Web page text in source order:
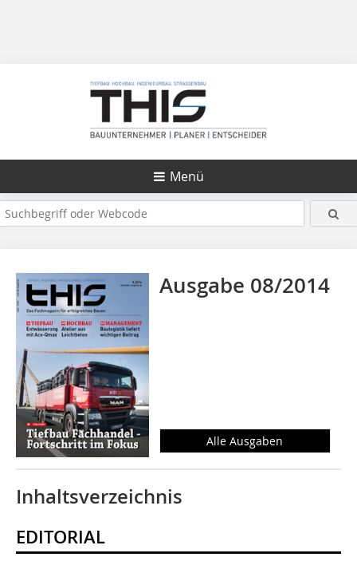
Menü
Ausgabe 08/2014
Alle Ausgaben
Inhaltsverzeichnis
EDITORIAL